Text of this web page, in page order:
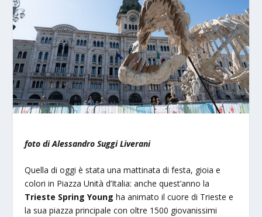
foto di Alessandro Suggi Liverani
Quella di oggi è stata una mattinata di festa, gioia e
colori in Piazza Unità d’Italia: anche quest’anno la
Trieste Spring Young ha animato il cuore di Trieste e
la sua piazza principale con oltre 1500 giovanissimi